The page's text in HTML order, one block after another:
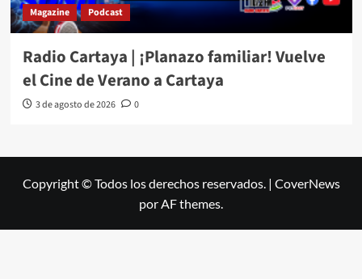
Magazine Podcast
Radio Cartaya | ¡Planazo familiar! Vuelve
el Cine de Verano a Cartaya
3 de agosto de 2026 0
Copyright © Todos los derechos reservados. | CoverNews
por AF themes.